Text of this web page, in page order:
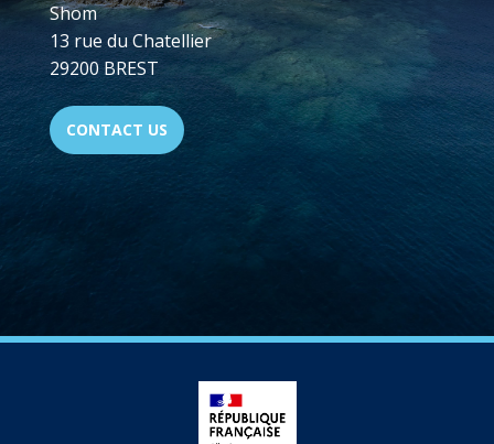
Shom
13 rue du Chatellier
29200 BREST
CONTACT US